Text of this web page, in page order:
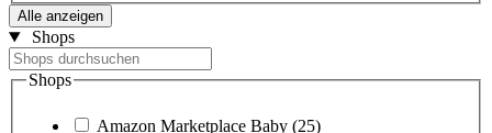
Alle anzeigen
Shops
Shops
Amazon Marketplace Baby (25)